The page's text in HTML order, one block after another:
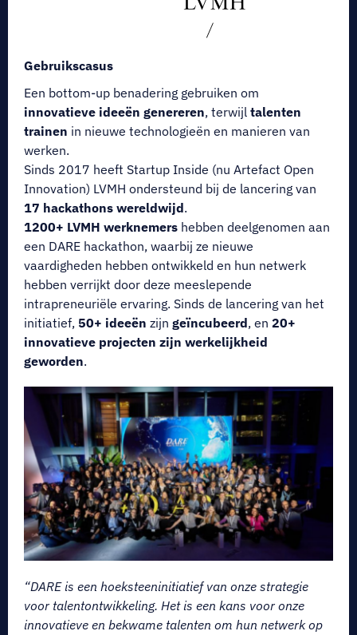
Gebruikscasus
Een bottom-up benadering gebruiken om
innovatieve ideeën genereren, terwijltalenten
trainen in nieuwe technologieën en manieren van
werken.
Sinds 2017 heeft Startup Inside (nu Artefact Open
Innovation) LVMH ondersteund bij de lancering van
17 hackathons wereldwijd.
1200+ LVMH werknemers hebben deelgenomen aan
een DARE hackathon, waarbij ze nieuwe
vaardigheden hebben ontwikkeld en hun netwerk
hebben verrijkt door deze meeslepende
intrapreneuriële ervaring. Sinds de lancering van het
initiatief, 50+ ideeën zijngeïncubeerd, en20+
innovatieve projecten zijn werkelijkheid
geworden.
“DARE is een hoeksteeninitiatief van onze strategie
voor talentontwikkeling. Het is een kans voor onze
innovatieve en bekwame talenten om hun netwerk op